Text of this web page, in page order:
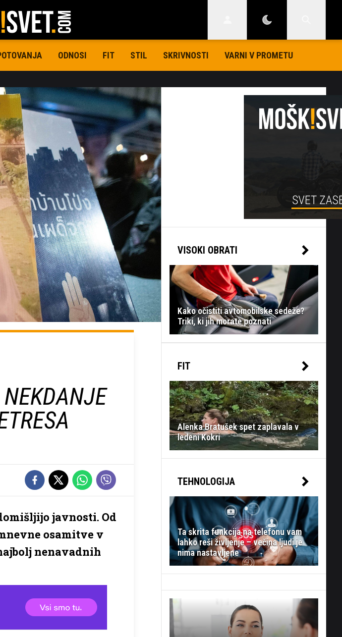
ODNOSI FIT STIL SKRIVNOSTI VARNI V PROMETU
javnosti. Od
osamitve v
nenavadnih
VISOKI OBRATI
Kako očistiti avtomobilske sedeže?
Triki, ki jih morate poznati
FIT
Alenka Bratušek spet zaplavala v
ledeni Kokri
TEHNOLOGIJA
Ta skrita funkcija na telefonu vam
lahko reši življenje – večina ljudi je
nima nastavljene